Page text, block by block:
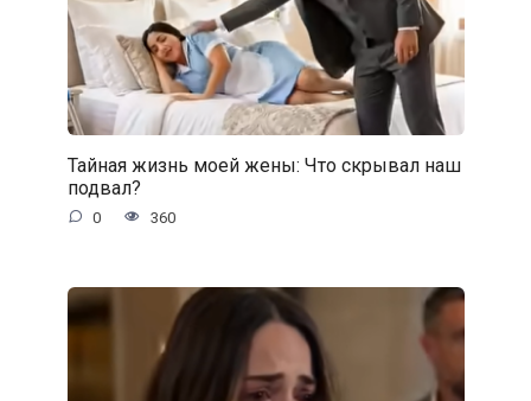
Тайная жизнь моей жены: Что скрывал наш
подвал?
0 360